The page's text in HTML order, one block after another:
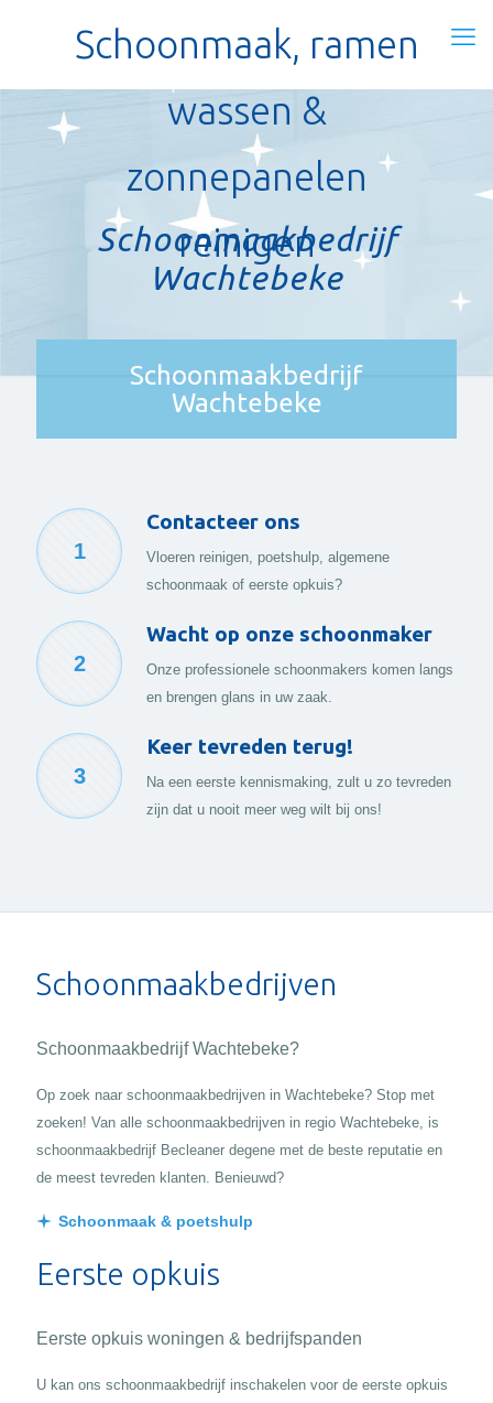
Schoonmaak, ramen
wassen &
zonnepanelen
reinigen
Schoonmaakbedrijf
Wachtebeke
Schoonmaakbedrijf
Wachtebeke
1
Contacteer ons
Vloeren reinigen, poetshulp, algemene
schoonmaak of eerste opkuis?
2
Wacht op onze schoonmaker
Onze professionele schoonmakers komen langs
en brengen glans in uw zaak.
3
Keer tevreden terug!
Na een eerste kennismaking, zult u zo tevreden
zijn dat u nooit meer weg wilt bij ons!
Schoonmaakbedrijven
Schoonmaakbedrijf Wachtebeke?
Op zoek naar schoonmaakbedrijven in Wachtebeke? Stop met
zoeken! Van alle schoonmaakbedrijven in regio Wachtebeke, is
schoonmaakbedrijf Becleaner degene met de beste reputatie en
de meest tevreden klanten. Benieuwd?
Schoonmaak & poetshulp
Eerste opkuis
Eerste opkuis woningen & bedrijfspanden
U kan ons schoonmaakbedrijf inschakelen voor de eerste opkuis